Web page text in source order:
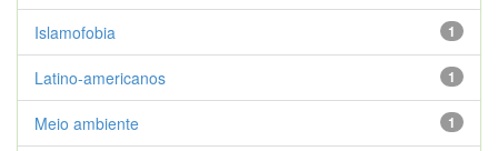
1
Islamofobia
1
Latino-americanos
1
Meio ambiente